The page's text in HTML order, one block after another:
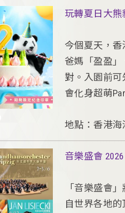
玩轉夏日大
今個夏天，
爸媽「盈盈
對。入園前
會化身超萌
地點：香港海
音樂盛會 2026
「音樂盛會
自世界各地